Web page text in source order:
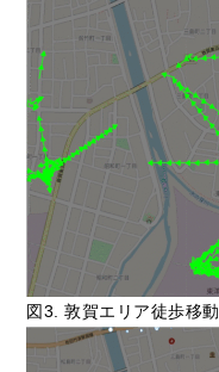
図3. 敦賀エリア徒歩移動